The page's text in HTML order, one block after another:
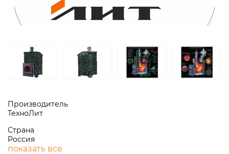
Производитель
ТехноЛит
Страна
Россия
показать все